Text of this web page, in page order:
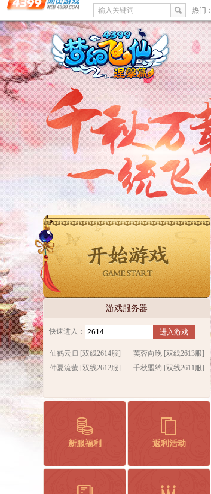
输入关键词 热门：
游戏服务器
快速进入： 进入游戏
仙鹤云归 [双线2614服]
芙蓉向晚 [双线2613服]
仲夏流萤 [双线2612服]
千秋盟约 [双线2611服]
新服福利 返利活动